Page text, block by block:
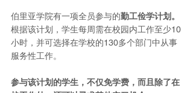
伯里亚学院有一项全员参与的勤工俭学计划。
根据该计划，学生每周需在校园内工作至少10
小时，并可选择在学校的130多个部门中从事
服务性工作。
参与该计划的学生，不仅免学费，而且除了在